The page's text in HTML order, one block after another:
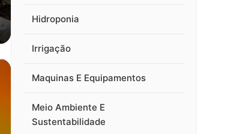
Hidroponia
Irrigação
Maquinas E Equipamentos
Meio Ambiente E
Sustentabilidade